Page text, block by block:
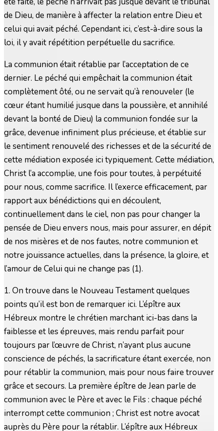
de Dieu, de manière à affecter la relation entre Dieu et
celui qui avait péché. Cependant ici, c’est-à-dire sous la
loi, il y avait répétition perpétuelle du sacrifice.
La communion était rétablie par l’acceptation de ce
dernier. Le péché qui empêchait la communion était
complètement ôté, ou ne servait qu’à renouveler (le
cœur étant humilié jusque dans la poussière, et annihilé
devant la bonté de Dieu) la communion fondée sur la
grâce, devenue infiniment plus précieuse, et établie sur
le sentiment renouvelé des richesses et de la sécurité de
cette médiation exposée ici typiquement. Cette médiation,
Christ l’a accomplie, une fois pour toutes, à perpétuité
pour nous, comme sacrifice. Il l’exerce efficacement, par
rapport aux bénédictions qui en découlent,
continuellement dans le ciel, non pas pour changer la
pensée de Dieu envers nous, mais pour assurer, en dépit
de nos misères et de nos fautes, notre communion et
notre jouissance actuelles, dans la présence, la gloire, et
l’amour de Celui qui ne change pas (1).
1. On trouve dans le Nouveau Testament quelques
points qu’il est bon de remarquer ici. L’épître aux
Hébreux montre le chrétien marchant ici-bas dans la
faiblesse et les épreuves, mais rendu parfait pour
toujours par l’œuvre de Christ, n’ayant plus aucune
conscience de péchés, la sacrificature étant exercée, non
pour rétablir la communion, mais pour nous faire trouver
grâce et secours. La première épître de Jean parle de
communion avec le Père et avec le Fils : chaque péché
interrompt cette communion ; Christ est notre avocat
auprès du Père pour la rétablir. L’épître aux Hébreux